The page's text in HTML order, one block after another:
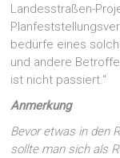
Landesstraßen-
bedürfe eines
und andere
ist nicht passiert.“
Anmerkung
Bevor etwas in den
sollte man sich als